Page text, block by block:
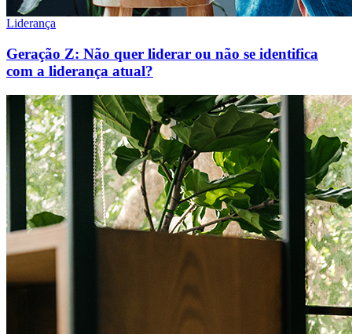
Liderança
Geração Z: Não quer liderar ou não se identifica
com a liderança atual?